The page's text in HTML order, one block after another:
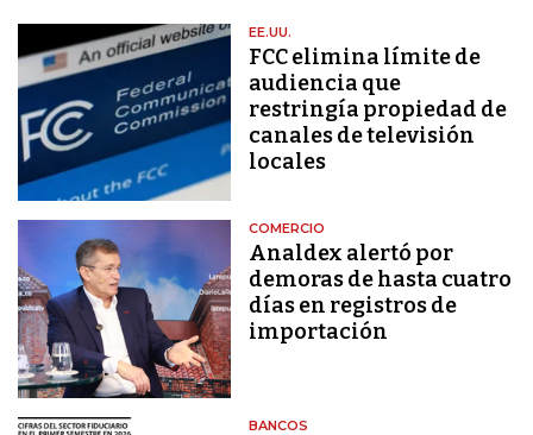
EE.UU.
FCC elimina límite de
audiencia que
restringía propiedad de
canales de televisión
locales
COMERCIO
Analdex alertó por
demoras de hasta cuatro
días en registros de
importación
BANCOS